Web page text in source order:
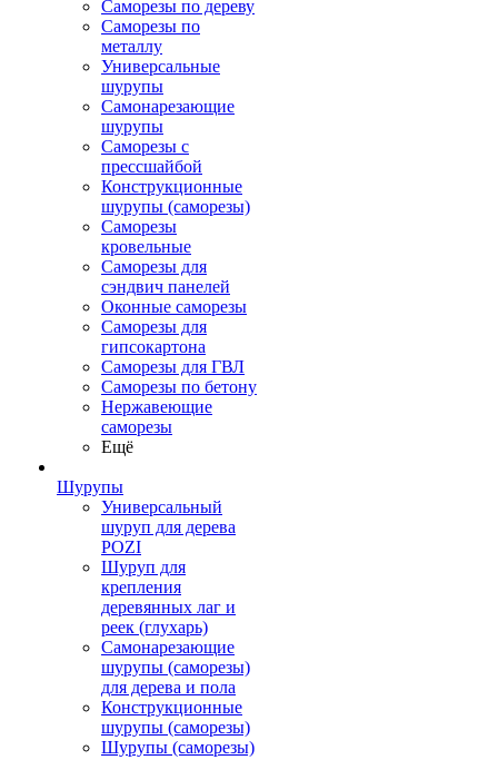
Саморезы по дереву
Саморезы по
металлу
Универсальные
шурупы
Самонарезающие
шурупы
Саморезы с
прессшайбой
Конструкционные
шурупы (саморезы)
Саморезы
кровельные
Саморезы для
сэндвич панелей
Оконные саморезы
Саморезы для
гипсокартона
Саморезы для ГВЛ
Саморезы по бетону
Нержавеющие
саморезы
Ещё
Шурупы
Универсальный
шуруп для дерева
POZI
Шуруп для
крепления
деревянных лаг и
реек (глухарь)
Самонарезающие
шурупы (саморезы)
для дерева и пола
Конструкционные
шурупы (саморезы)
Шурупы (саморезы)